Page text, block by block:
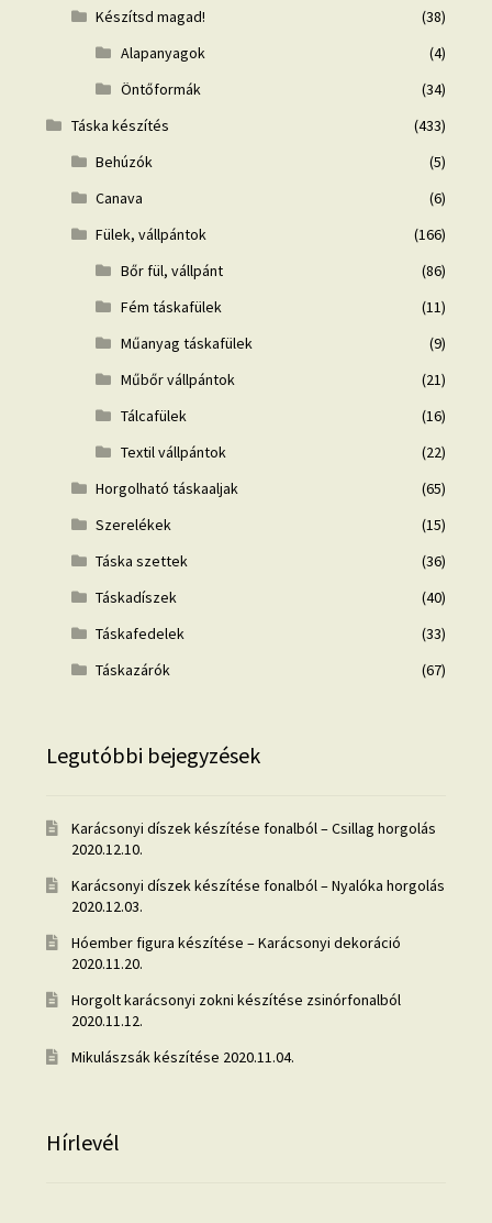
Készítsd magad!
(38)
Alapanyagok
(4)
Öntőformák
(34)
Táska készítés
(433)
Behúzók
(5)
Canava
(6)
Fülek, vállpántok
(166)
Bőr fül, vállpánt
(86)
Fém táskafülek
(11)
Műanyag táskafülek
(9)
Műbőr vállpántok
(21)
Tálcafülek
(16)
Textil vállpántok
(22)
Horgolható táskaaljak
(65)
Szerelékek
(15)
Táska szettek
(36)
Táskadíszek
(40)
Táskafedelek
(33)
Táskazárók
(67)
Legutóbbi bejegyzések
Karácsonyi díszek készítése fonalból – Csillag horgolás
2020.12.10.
Karácsonyi díszek készítése fonalból – Nyalóka horgolás
2020.12.03.
Hóember figura készítése – Karácsonyi dekoráció
2020.11.20.
Horgolt karácsonyi zokni készítése zsinórfonalból
2020.11.12.
Mikulászsák készítése 2020.11.04.
Hírlevél